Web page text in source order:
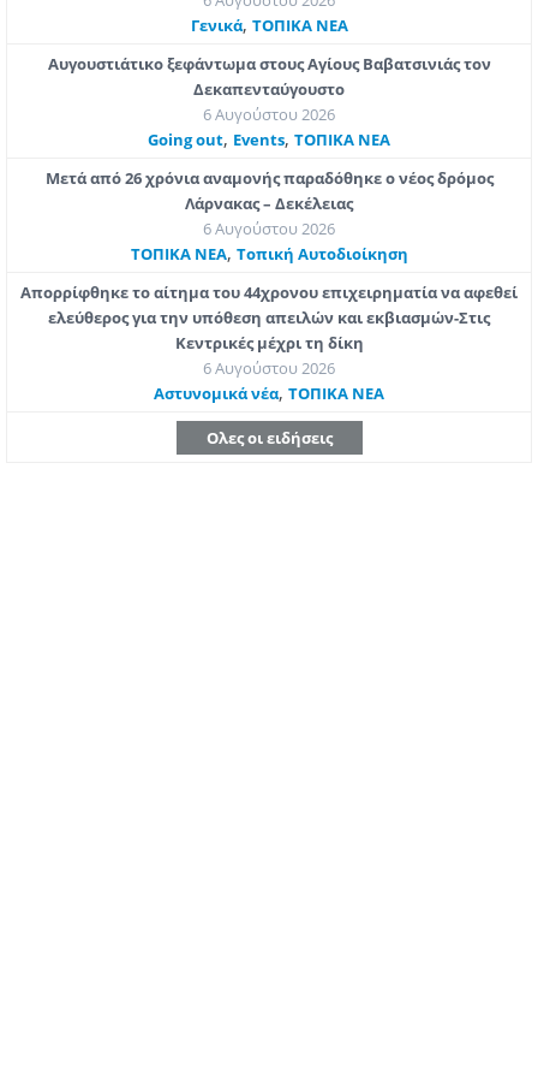
Γενικά, ΤΟΠΙΚΑ ΝΕΑ
Αυγουστιάτικο ξεφάντωμα στους Αγίους Βαβατσινιάς τον
Δεκαπενταύγουστο
6 Αυγούστου 2026
Going out, Εvents, ΤΟΠΙΚΑ ΝΕΑ
Μετά από 26 χρόνια αναμονής παραδόθηκε ο νέος δρόμος
Λάρνακας – Δεκέλειας
6 Αυγούστου 2026
ΤΟΠΙΚΑ ΝΕΑ, Τοπική Αυτοδιοίκηση
Απορρίφθηκε το αίτημα του 44χρονου επιχειρηματία να αφεθεί
ελεύθερος για την υπόθεση απειλών και εκβιασμών-Στις
Κεντρικές μέχρι τη δίκη
6 Αυγούστου 2026
Aστυνομικά νέα, ΤΟΠΙΚΑ ΝΕΑ
Ολες οι ειδήσεις